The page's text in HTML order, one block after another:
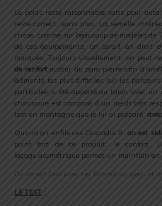
Le poids reste raisonnable sans pour
reste correct, sans plus. La semelle
chose, comme sur beaucoup de modèles
de ces équipements, on serait en droit
marques. Toujours visuellement, on peut
de renfortautour du pare pierre afin
éléments les plus difficiles sur les
particulier a été apporté au talon avec un
chaussure est composé d’un mesh très
test en montagne que je lui ai préparé,
Quand on enfile ces Cascadia 8, on est
point fort de ce produit, le confort.
laçage asymétrique permet un maintien en
Ok on est bien avec ces Brooks au pied…et
LE TEST :